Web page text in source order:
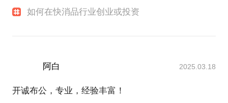
如何在快消品行业创业或投资
阿白 2025.03.18
开诚布公，专业，经验丰富！